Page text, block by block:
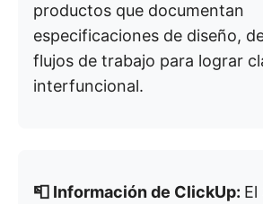
productos que documentan
especificaciones de diseño,
flujos de trabajo para lograr
interfuncional.
📮 Información de ClickUp: El